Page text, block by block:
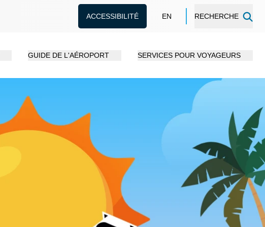
ACCESSIBILITÉ EN RECHERCHE
GUIDE DE L'AÉROPORT SERVICES POUR VOYAGEURS